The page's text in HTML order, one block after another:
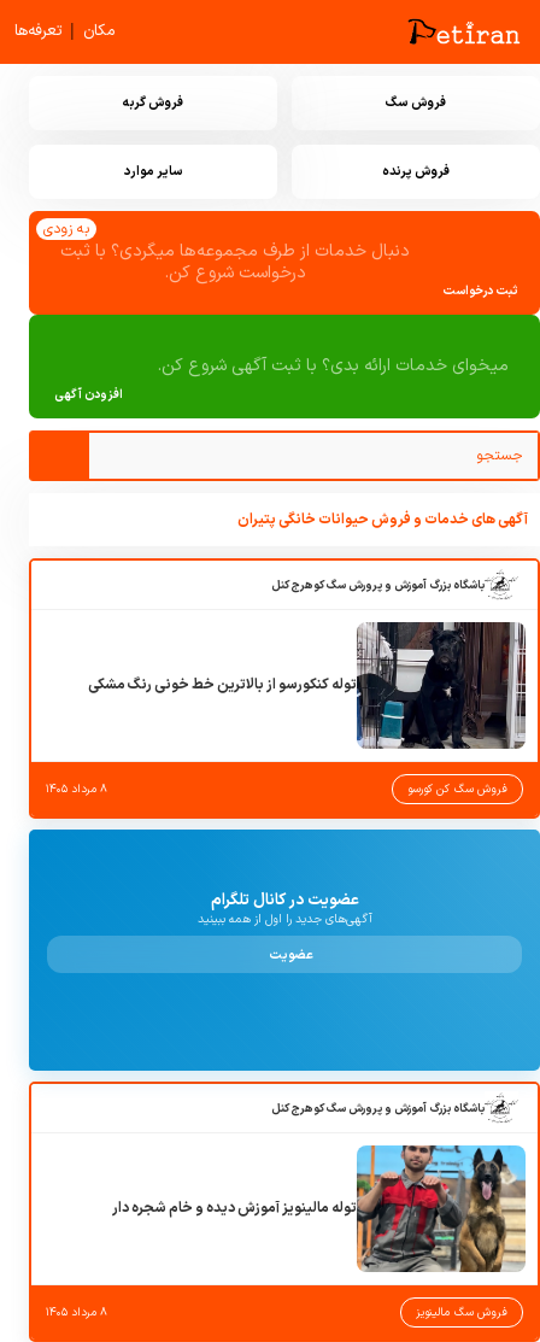
مکان | تعرفه‌ها
فروش سگ فروش گربه
فروش پرنده سایر موارد
ثبت درخواست
دنبال خدمات از طرف مجموعه‌ها میگردی؟ با ثبت
درخواست شروع کن.
به زودی
افزودن آگهی
میخوای خدمات ارائه بدی؟ با ثبت آگهی شروع کن.
آگهی های خدمات و فروش حیوانات خانگی پتیران
باشگاه بزرگ آموزش و پرورش سگ کوهرج کنل
توله کنکورسو از بالاترین خط خونی رنگ مشکی
فروش سگ کن کورسو ۸ مرداد ۱۴۰۵
عضویت در کانال تلگرام
آگهی‌های جدید را اول از همه ببینید
عضویت
باشگاه بزرگ آموزش و پرورش سگ کوهرج کنل
توله مالینویز آموزش دیده و خام شجره دار
فروش سگ مالینویز ۸ مرداد ۱۴۰۵